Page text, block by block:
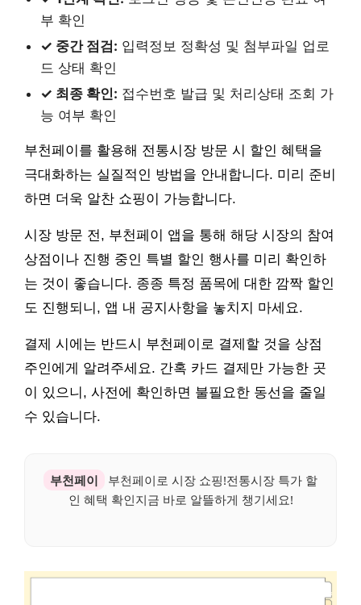
부 확인
✓ 중간 점검: 입력정보 정확성 및 첨부파일 업로
드 상태 확인
✓ 최종 확인: 접수번호 발급 및 처리상태 조회 가
능 여부 확인
부천페이를 활용해 전통시장 방문 시 할인 혜택을
극대화하는 실질적인 방법을 안내합니다. 미리 준비
하면 더욱 알찬 쇼핑이 가능합니다.
시장 방문 전, 부천페이 앱을 통해 해당 시장의 참여
상점이나 진행 중인 특별 할인 행사를 미리 확인하
는 것이 좋습니다. 종종 특정 품목에 대한 깜짝 할인
도 진행되니, 앱 내 공지사항을 놓치지 마세요.
결제 시에는 반드시 부천페이로 결제할 것을 상점
주인에게 알려주세요. 간혹 카드 결제만 가능한 곳
이 있으니, 사전에 확인하면 불필요한 동선을 줄일
수 있습니다.
부천페이
부천페이로 시장 쇼핑!전통시장 특가 할
인 혜택 확인지금 바로 알뜰하게 챙기세요!